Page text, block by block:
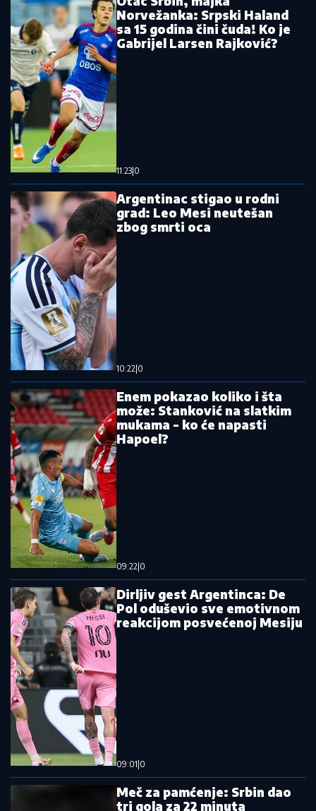
U akciji "Crveno-bela krv" prikupljena
161 jedinica
"Zaslužili smo više" Trener Novog
Pazara se oglasio posle poraza od
Hrvati promenili ime, zvaće se kao
jedan evroligaš
Srpski atletičari u finalu Svetskog
prvenstva
Pročitajte još
"Sve veruješ, dobar dečko" Mertens ponižava
Georgieva!
Teniska kruna se zaljuljala: Sabalenka
eliminisana u Torontu, poraz koji može
mnogo da boli
Detalji plenumaškog dosijea o Zlatku
Kokanoviću! Evo šta su mu najviše
zamerili!